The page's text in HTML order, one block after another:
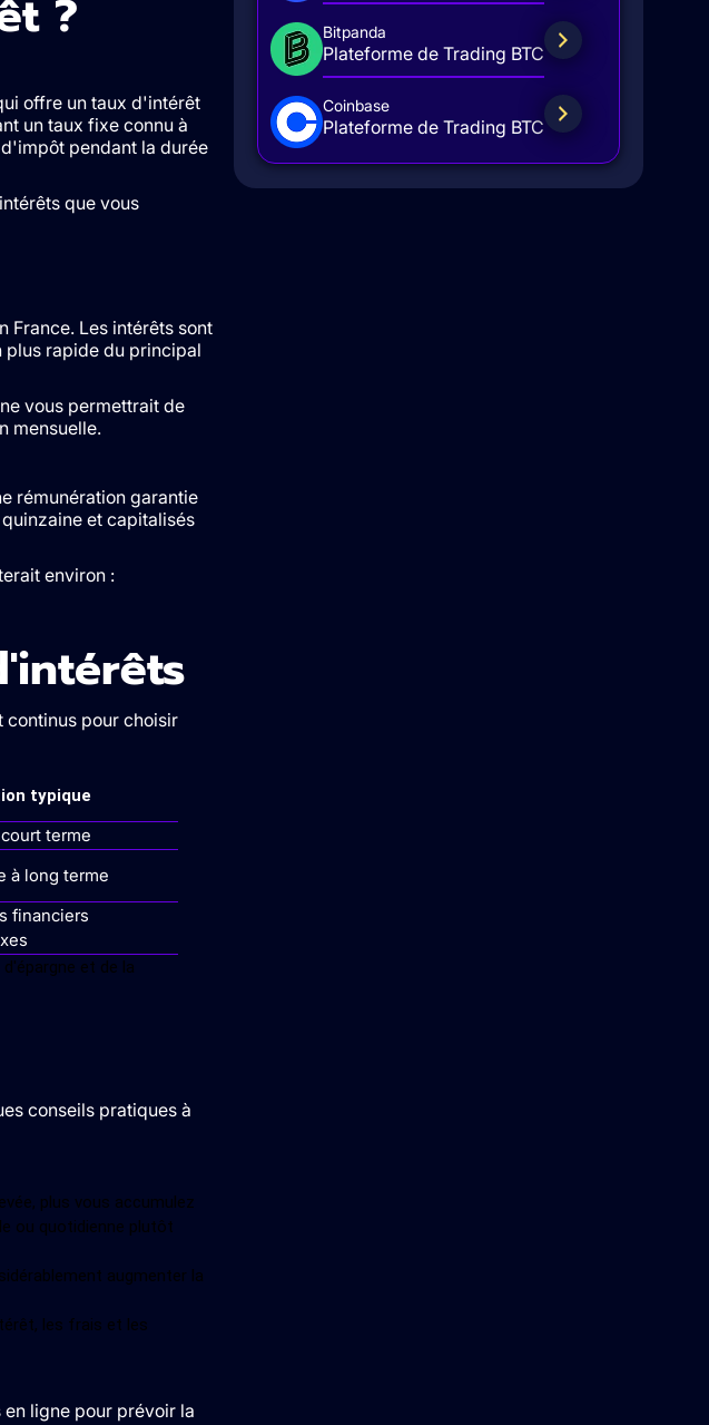
?
offre un taux d'intérêt
un taux fixe connu à
pendant la durée
que vous
France. Les intérêts sont
plus rapide du principal
vous permettrait de
mensuelle.
rémunération garantie
et capitalisés
environ :
continus pour choisir
typique
terme
à long terme
financiers
et de la
conseils pratiques à
plus vous accumulez
ou quotidienne plutôt
augmenter la
les frais et les
ligne pour prévoir la
Bitpanda
Plateforme de Trading BTC
Coinbase
Plateforme de Trading BTC